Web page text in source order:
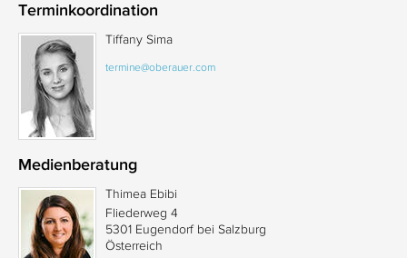
Terminkoordination
Tiffany Sima
termine@oberauer.com
Medienberatung
Thimea Ebibi
Fliederweg 4
5301 Eugendorf bei Salzburg
Österreich